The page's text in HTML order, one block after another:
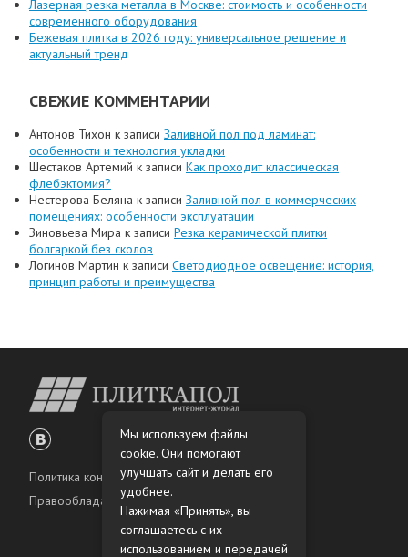
Лазерная резка металла в Москве: стоимость и особенности
современного оборудования
Бежевая плитка в 2026 году: универсальное решение и
актуальный тренд
СВЕЖИЕ КОММЕНТАРИИ
Антонов Тихон к записи Заливной пол под ламинат:
особенности и технология укладки
Шестаков Артемий к записи Как проходит классическая
флебэктомия?
Нестерова Беляна к записи Заливной пол в коммерческих
помещениях: особенности эксплуатации
Зиновьева Мира к записи Резка керамической плитки
болгаркой без сколов
Логинов Мартин к записи Светодиодное освещение: история,
принцип работы и преимущества
Политика конфиденциальности
Правообладателям
Мы используем файлы
cookie. Они помогают
улучшать сайт и делать его
удобнее.
Нажимая «Принять», вы
соглашаетесь с их
использованием и передачей